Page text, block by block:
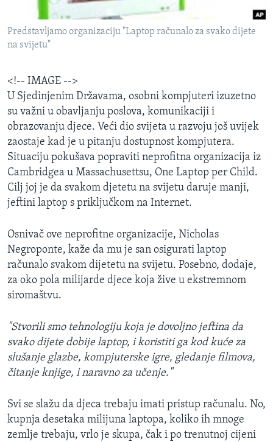
MAGAZIN
O GLASU AMERIKE
PRATITE NAS
Jezici
Predstavljamo organizaciju "Laptop računalo za svako dijete
na svijetu"
<!-- IMAGE -->
U Sjedinjenim Državama, osobni kompjuteri izuzetno
su važni u obavljanju poslova, komunikaciji i
obrazovanju djece. Veći dio svijeta u razvoju još uvijek
zaostaje kad je u pitanju dostupnost kompjutera.
Situaciju pokušava popraviti neprofitna organizacija iz
Cambridgea u Massachusettsu, One Laptop per Child.
Cilj joj je da svakom djetetu na svijetu daruje manji,
jeftini laptop s priključkom na Internet.
Osnivač ove neprofitne organizacije, Nicholas
Negroponte, kaže da mu je san osigurati laptop
računalo svakom dijetetu na svijetu. Posebno, dodaje,
za oko pola milijarde djece koja žive u ekstremnom
siromaštvu.
"Stvorili smo tehnologiju koja je dovoljno jeftina da
svako dijete dobije laptop, i koristiti ga kod kuće za
slušanje glazbe, kompjuterske igre, gledanje filmova,
čitanje knjige, i naravno za učenje."
Svi se slažu da djeca trebaju imati pristup računalu. No,
kupnja desetaka milijuna laptopa, koliko ih mnoge
zemlje trebaju, vrlo je skupa, čak i po trenutnoj cijeni